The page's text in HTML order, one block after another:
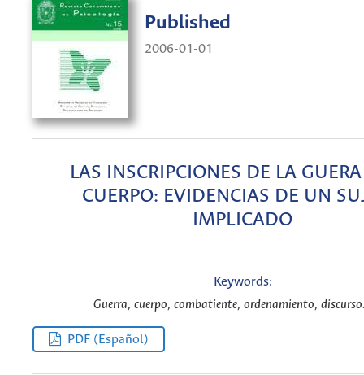
Published
2006-01-01
LAS INSCRIPCIONES DE LA
CUERPO: EVIDENCIAS DE UN
IMPLICADO
Keywords:
Guerra, cuerpo, combatiente, ordenamiento,
PDF (Español)